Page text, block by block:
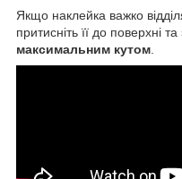
Якщо наклейка важко
притисніть її до поверхні
максимальним кутом